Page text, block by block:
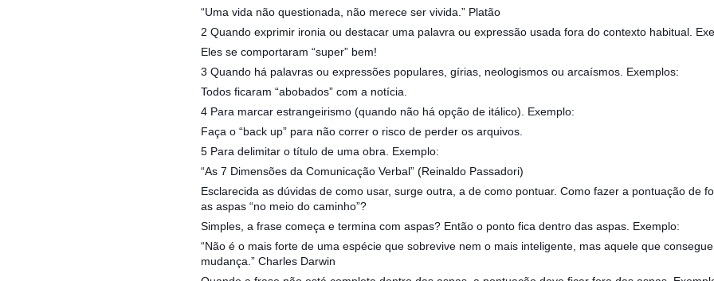
“Uma vida não questionada, não merece ser vivida.” Platão
2 Quando exprimir ironia ou destacar uma palavra ou expressão usada fora do contexto habitual.
Eles se comportaram “super” bem!
3 Quando há palavras ou expressões populares, gírias, neologismos ou arcaísmos. Exemplos:
Todos ficaram “abobados” com a notícia.
4 Para marcar estrangeirismo (quando não há opção de itálico). Exemplo:
Faça o “back up” para não correr o risco de perder os arquivos.
5 Para delimitar o título de uma obra. Exemplo:
“As 7 Dimensões da Comunicação Verbal” (Reinaldo Passadori)
Esclarecida as dúvidas de como usar, surge outra, a de como pontuar. Como fazer a pontuação de
as aspas “no meio do caminho”?
Simples, a frase começa e termina com aspas? Então o ponto fica dentro das aspas. Exemplo:
“Não é o mais forte de uma espécie que sobrevive nem o mais inteligente, mas aquele que
mudança.” Charles Darwin